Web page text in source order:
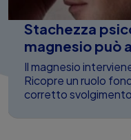
Stachezza
magnesio può
Il magnesio
Ricopre un ruolo
corretto